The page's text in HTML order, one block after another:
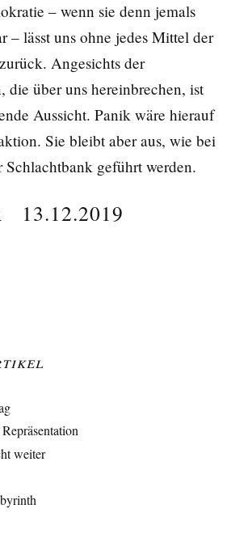
– wenn sie denn jemals
– lässt uns ohne jedes Mittel der
Angesichts der
die über uns hereinbrechen, ist
Aussicht. Panik wäre hierauf
Sie bleibt aber aus, wie bei
geführt werden.
13.12.2019
weiter